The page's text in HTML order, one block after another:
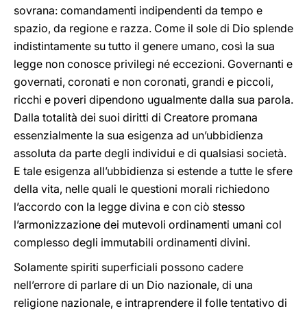
sovrana: comandamenti indipendenti da tempo e
spazio, da regione e razza. Come il sole di Dio splende
indistintamente su tutto il genere umano, così la sua
legge non conosce privilegi né eccezioni. Governanti e
governati, coronati e non coronati, grandi e piccoli,
ricchi e poveri dipendono ugualmente dalla sua parola.
Dalla totalità dei suoi diritti di Creatore promana
essenzialmente la sua esigenza ad un’ubbidienza
assoluta da parte degli individui e di qualsiasi società.
E tale esigenza all’ubbidienza si estende a tutte le sfere
della vita, nelle quali le questioni morali richiedono
l’accordo con la legge divina e con ciò stesso
l’armonizzazione dei mutevoli ordinamenti umani col
complesso degli immutabili ordinamenti divini.
Solamente spiriti superficiali possono cadere
nell’errore di parlare di un Dio nazionale, di una
religione nazionale, e intraprendere il folle tentativo di